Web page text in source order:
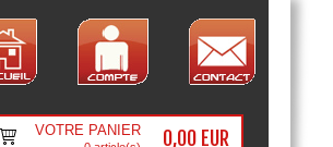
VOTRE PANIER 0,00 EUR